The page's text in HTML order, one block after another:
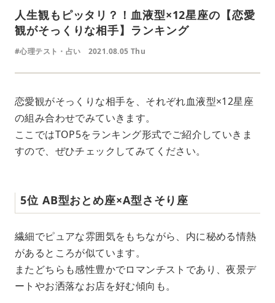
人生観もピッタリ？！血液型×12星座の【恋愛
観がそっくりな相手】ランキング
#心理テスト・占い 2021.08.05 Thu
恋愛観がそっくりな相手を、それぞれ血液型×12星座
の組み合わせでみていきます。
ここではTOP5をランキング形式でご紹介していきま
すので、ぜひチェックしてみてください。
5位 AB型おとめ座×A型さそり座
繊細でピュアな雰囲気をもちながら、内に秘める情熱
があるところが似ています。
またどちらも感性豊かでロマンチストであり、夜景デ
ートやお洒落なお店を好む傾向も。